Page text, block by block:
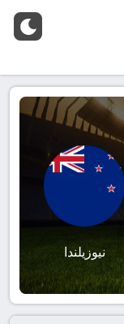
نيوزيلندا